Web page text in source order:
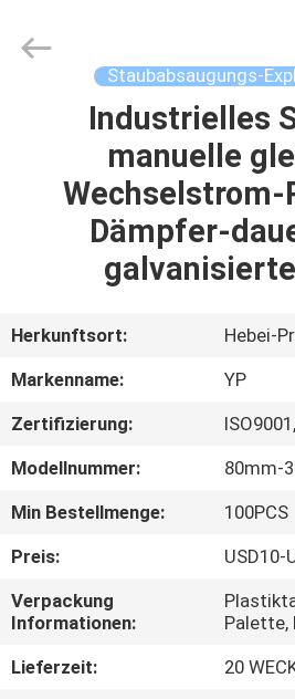
PRODUKTE
KONTAKT
MIT
UNS
NACHRICHTEN
CO.,LTD.
Staubabsaugungs-
Industrielles
manuelle
Wechselstrom-
Dämpfer-
Herkunftsort:
Hebei-
Markenname:
YP
Zertifizierung:
Modellnummer:
80mm-
Min Bestellmenge:
100PCS
Preis:
USD10-
Verpackung
Informationen:
Palette,
Lieferzeit:
20